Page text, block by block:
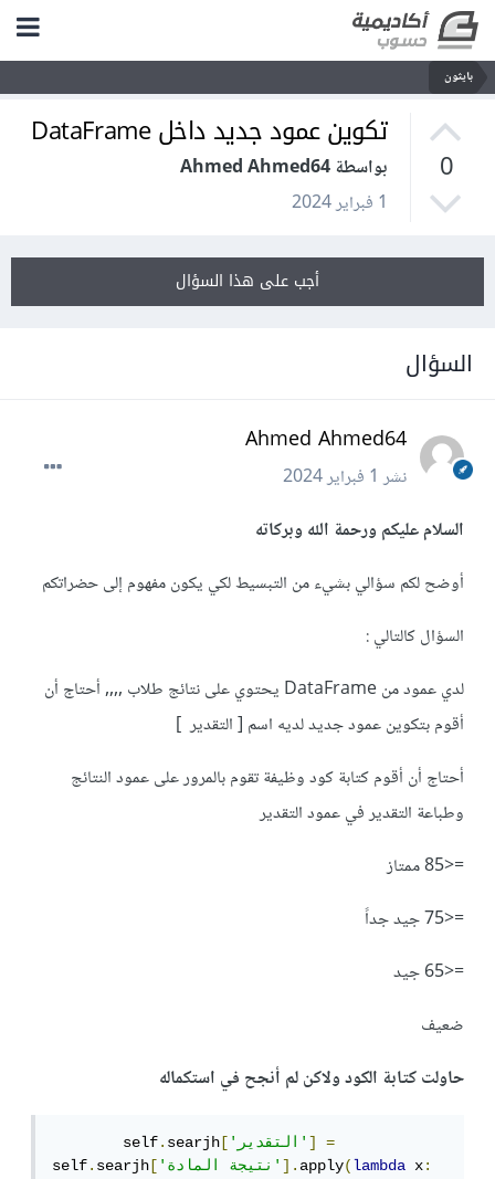
بايثون
0
تكوين عمود جديد داخل DataFrame
بواسطة Ahmed Ahmed64
1 فبراير 2024
أجب على هذا السؤال
السؤال
Ahmed Ahmed64
نشر1 فبراير 2024
السلام عليكم ورحمة الله وبركاته
أوضح لكم سؤالي بشيء من التبسيط لكي يكون مفهوم إلى حضراتكم
السؤال كالتالي
لدي عمود من
DataFrame يحتوي على نتائج طلاب ,,,, أحتاج أن
أقوم بتكوين عمود جديد لديه اسم [ التقدير ]
أحتاج أن أقوم كتابة كود وظيفة تقوم بالمرور على عمود النتائج
وطباعة التقدير في عمود التقدير
=<85 ممتاز
=<75 جيد جداً
=<65 جيد
ضعيف
حاولت كتابة الكود ولاكن لم أنجح في استكماله
        self
.searjh [ 'التقدير']
=
self.searjh [ 'نتيجة المادة'].apply(lambda x: